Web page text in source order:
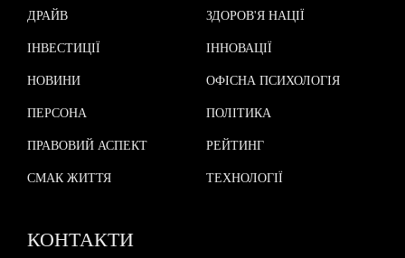
ІНВЕСТИЦІЇ ІННОВАЦІЇ
НОВИНИ ОФІСНА ПСИХОЛОГІЯ
ПЕРСОНА ПОЛІТИКА
ПРАВОВИЙ АСПЕКТ РЕЙТИНГ
СМАК ЖИТТЯ ТЕХНОЛОГІЇ
+38067-536-42-34